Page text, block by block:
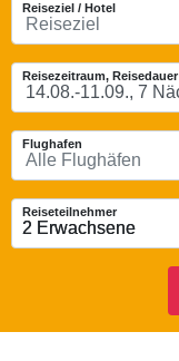
Reiseziel / Hotel
Reisezeitraum, Reisedauer
Flughafen
Reiseteilnehmer
2 Erwachsene
2 Erwachsene